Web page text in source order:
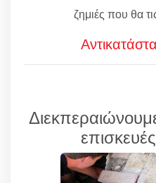
ζημιές που θα